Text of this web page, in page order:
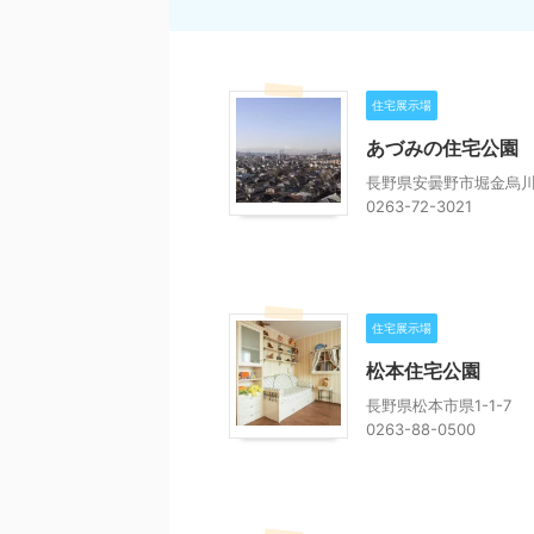
住宅展示場
あづみの住宅公園
長野県安曇野市堀金烏
0263-72-3021
住宅展示場
松本住宅公園
長野県松本市県1-1-7
0263-88-0500